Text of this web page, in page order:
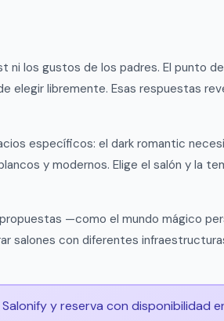
los gustos de los padres. El punto
elegir libremente. Esas respuestas
específicos: el dark romantic
y modernos. Elige el salón y la
—como el mundo mágico
salones con diferentes
y reserva con disponibilidad